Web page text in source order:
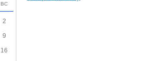
ВС
2
9
16